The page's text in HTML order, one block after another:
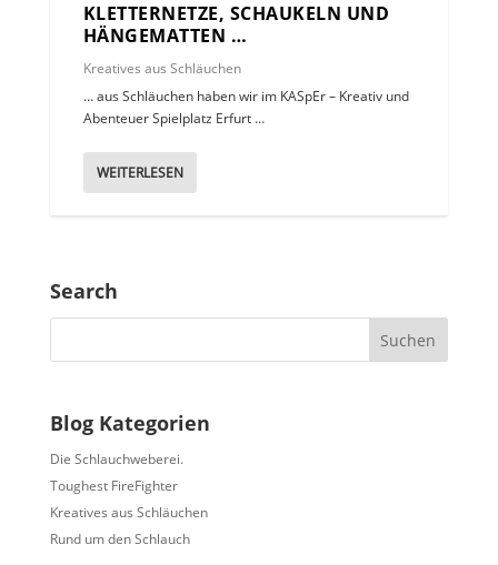
KLETTERNETZE, SCHAUKELN UND
HÄNGEMATTEN …
Kreatives aus Schläuchen
… aus Schläuchen haben wir im KASpEr – Kreativ und
Abenteuer Spielplatz Erfurt …
WEITERLESEN
Search
Blog Kategorien
Die Schlauchweberei.
Toughest FireFighter
Kreatives aus Schläuchen
Rund um den Schlauch